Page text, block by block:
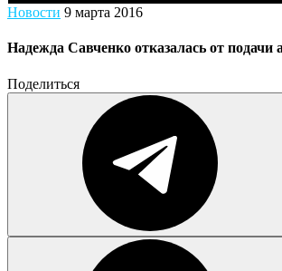
Новости 9 марта 2016
Надежда Савченко отказалась от подачи
Поделиться